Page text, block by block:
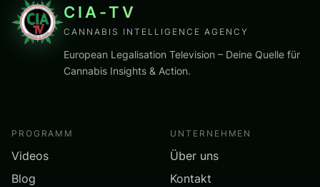
CIA-TV
CANNABIS INTELLIGENCE AGENCY
European Legalisation Television – Deine Quelle für
Cannabis Insights & Action.
PROGRAMM
Videos
Blog
UNTERNEHMEN
Über uns
Kontakt